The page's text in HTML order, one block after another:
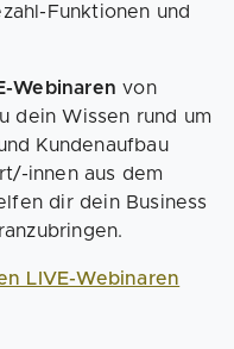
Funktionen und
Webinaren von
dein Wissen rund um
Kundenaufbau
innen aus dem
dir dein Business
LIVE-Webinaren